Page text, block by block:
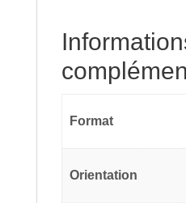
Format
Orientation